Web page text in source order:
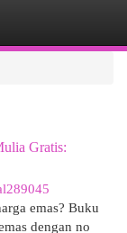
Gratis:
emas? Buku
dengan no